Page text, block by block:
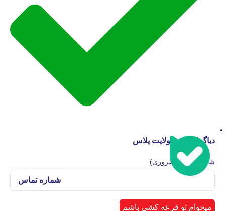
دیاگ کارمن نیولایت پلاس
شماره تماس (ضروری)